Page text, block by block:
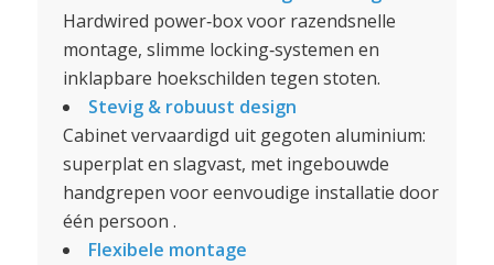
Hardwired power‑box voor razendsnelle
montage, slimme locking‑systemen en
inklapbare hoekschilden tegen stoten.
Stevig & robuust design
Cabinet vervaardigd uit gegoten aluminium:
superplat en slagvast, met ingebouwde
handgrepen voor eenvoudige installatie door
één persoon .
Flexibele montage